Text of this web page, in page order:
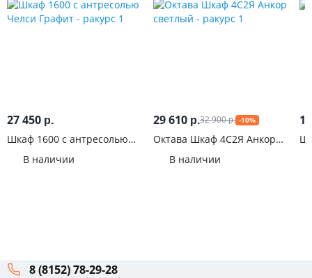
27 450 р.
Шкаф 1600 с антресолью
В наличии
29 610 р.32 900р. -10%
Октава Шкаф 4С2Я Анкор
В наличии
8 (8152) 78-29-28